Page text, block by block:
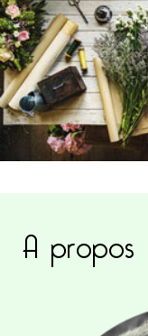
A propos